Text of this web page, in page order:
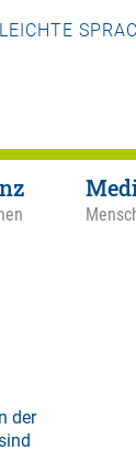
LEICHTE
der